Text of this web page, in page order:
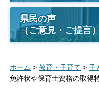
県民の声
（ご意見・ご提言）
ホーム > 教育・子育て > 子
免許状や保育士資格の取得